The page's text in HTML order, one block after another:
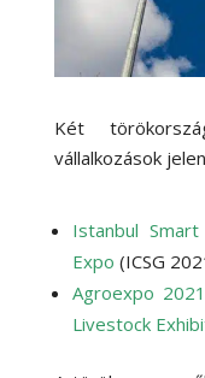
Két
vállalkozások
Istanbul
Expo (ICSG
Agroexpo
Livestock